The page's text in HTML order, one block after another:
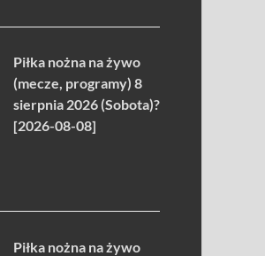
Piłka nożna na żywo
(mecze, programy) 8
sierpnia 2026 (Sobota)?
[2026-08-08]
Piłka nożna na żywo